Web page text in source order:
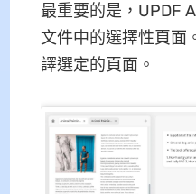
最重要的是，UPDF
文件中的選擇性頁面
譯選定的頁面。